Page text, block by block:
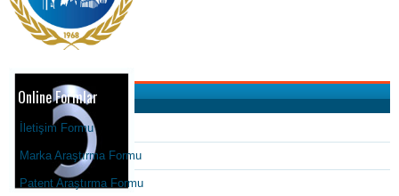
Online Formlar
İletişim Formu
Marka Araştırma Formu
Patent Araştırma Formu